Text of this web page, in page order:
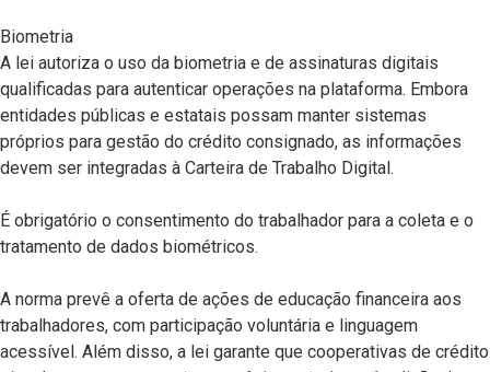
Biometria
A lei autoriza o uso da biometria e de assinaturas digitais
qualificadas para autenticar operações na plataforma. Embora
entidades públicas e estatais possam manter sistemas
próprios para gestão do crédito consignado, as informações
devem ser integradas à Carteira de Trabalho Digital.
É obrigatório o consentimento do trabalhador para a coleta e o
tratamento de dados biométricos.
A norma prevê a oferta de ações de educação financeira aos
trabalhadores, com participação voluntária e linguagem
acessível. Além disso, a lei garante que cooperativas de crédito